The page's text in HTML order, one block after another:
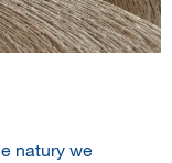
natury we